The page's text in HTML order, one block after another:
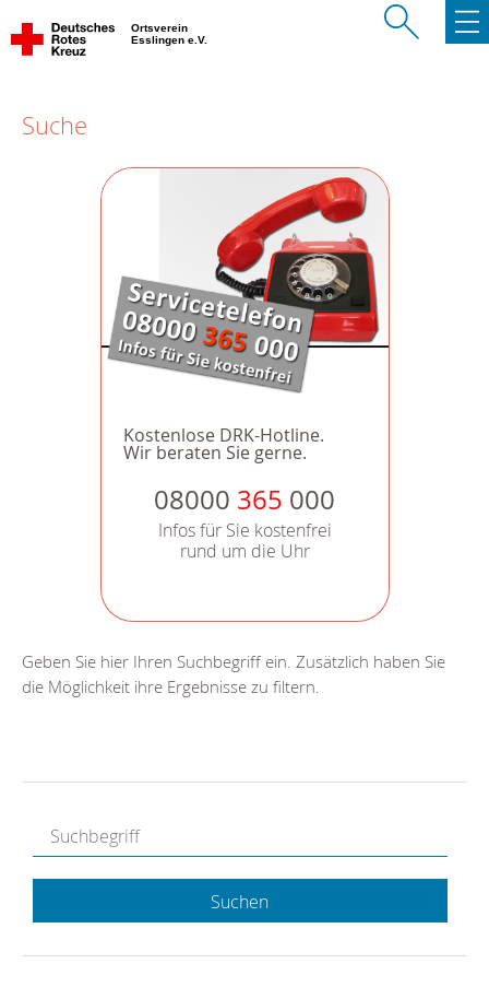
Ortsverein
Esslingen e.V.
Suche
Kostenlose DRK-Hotline.
Wir beraten Sie gerne.
08000 365 000
Infos für Sie kostenfrei
rund um die Uhr
Geben Sie hier Ihren Suchbegriff ein. Zusätzlich haben Sie
die Möglichkeit ihre Ergebnisse zu filtern.
Suchen